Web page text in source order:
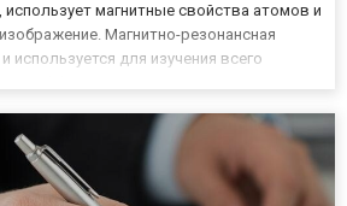
магнитные свойства атомов и
Магнитно-резонансная
используется для изучения всего